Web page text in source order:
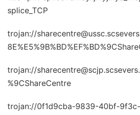
splice_TCP
trojan://
trojan://
%9CShareCentre
trojan://0f1d9cba-9839-40bf-9f3c-